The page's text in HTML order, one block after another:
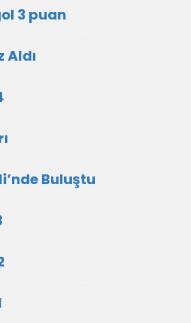
3 puan
Aldı
Buluştu